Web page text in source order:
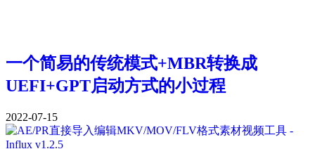
一个简易的传统模式+MBR转换成
UEFI+GPT启动方式的小过程
2022-07-15